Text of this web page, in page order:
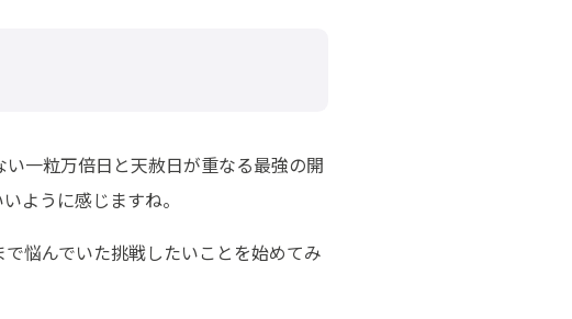
一粒万倍日と天赦日が重なる最強の開
ように感じますね。
悩んでいた挑戦したいことを始めてみ